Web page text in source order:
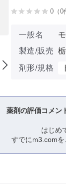
0（0
一般名
製造/販売
剤形/規格
薬剤の評価コメン
はじめ
すでにm3.com